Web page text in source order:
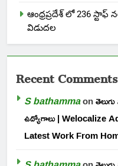
ఆంధ్రప్రదేశ్ లో 236 స్టాఫ్
విడుదల
Recent Comments
S bathammaon
ఉద్యోగాలు | Welocalize
Latest Work From